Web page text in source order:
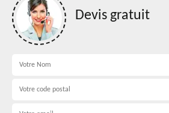
Devis gratuit